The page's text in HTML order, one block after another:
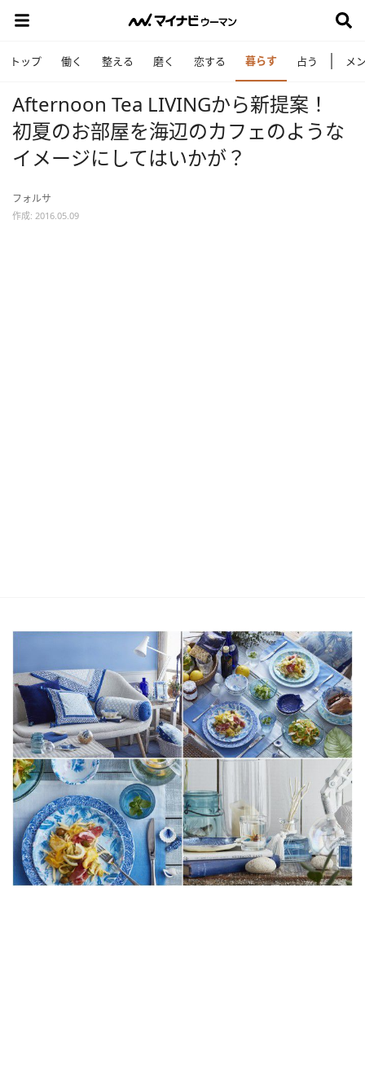
トップ 働く 整える 磨く 恋する 暮らす 占う メ
Afternoon Tea LIVINGから新提案！
初夏のお部屋を海辺のカフェのような
イメージにしてはいかが？
フォルサ
作成: 2016.05.09